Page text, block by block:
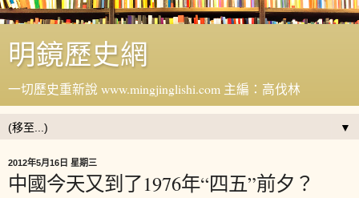
明鏡歷史網
一切歷史重新說 www.mingjinglishi.com 主編：高伐林
▼
2012年5月16日 星期三
中國今天又到了1976年“四五”前夕？